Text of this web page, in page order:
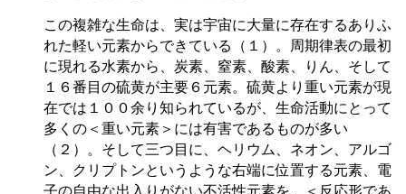
この複雑な生命は、実は宇宙に大量に存在するありふ
れた軽い元素からできている（１）。周期律表の最初
に現れる水素から、炭素、窒素、酸素、りん、そして
１６番目の硫黄が主要６元素。硫黄より重い元素が現
在では１００余り知られているが、生命活動にとって
多くの＜重い元素＞には有害であるものが多い
（２）。そして三つ目に、ヘリウム、ネオン、アルゴ
ン、クリプトンというような右端に位置する元素、電
子の自由な出入りがない不活性元素を、＜反応形であ